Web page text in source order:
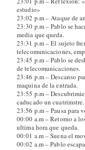
estudio»
23:02 p.m – Ataque de
23:30 p.m – Pablo se
media que queda.
23:31 p.m – El sujeto
telecomunicaciones,
23:45 p.m – Pablo se
de telecomunicaciones.
23:46 p.m – Descanso
maquina de la entrada.
23:55 p.m –
caducado un cuatrimstre.
23:56 p.m – Pausa para
00:00 a.m – Retorno a
ultima hora que queda.
00:01 a.m – Suena el
00:02 a.m – Pablo